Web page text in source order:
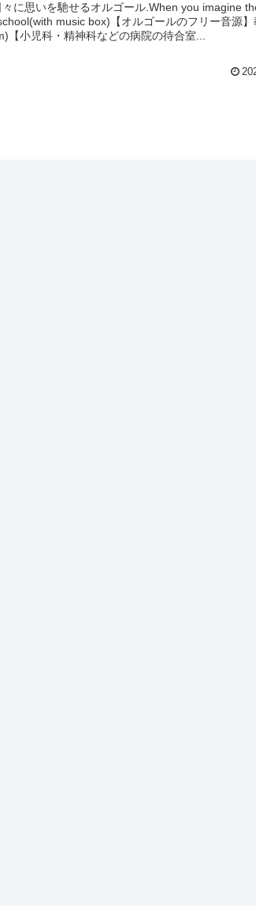
に思いを馳せるオルゴール.When you imagine
music box)【オルゴールのフリー音源】
【小児科・精神科などの病院の待合室...